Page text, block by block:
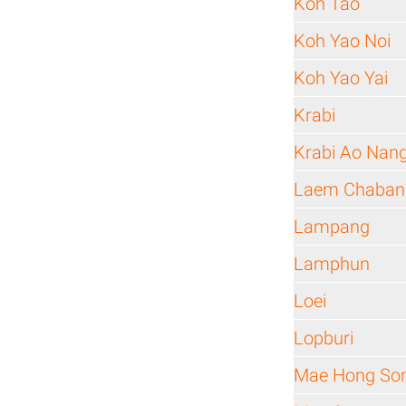
Koh Yao Noi
Koh Yao Yai
Krabi
Krabi Ao
Laem
Lampang
Lamphun
Loei
Lopburi
Mae Hong